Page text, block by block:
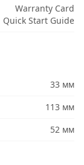
Warranty Card
Quick Start Guide
33 мм
113 мм
52 мм